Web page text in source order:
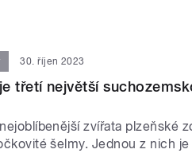
30. říjen 2023
třetí největší
zvířata plzeňské
šelmy. Jednou z nich je